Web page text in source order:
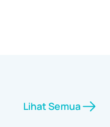
Lihat Semua